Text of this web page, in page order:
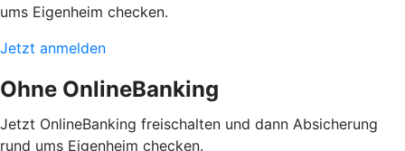
ums Eigenheim checken.
Jetzt anmelden
Ohne OnlineBanking
Jetzt OnlineBanking freischalten und dann Absicherung
rund ums Eigenheim checken.